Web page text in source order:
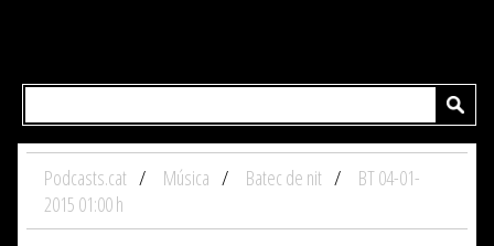
Podcasts.cat Música Batec de nit
BT 04-01-
2015 01:00 h